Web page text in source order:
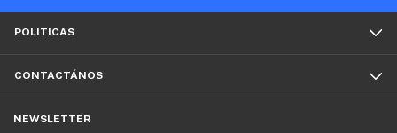
POLITICAS
CONTACTÁNOS
NEWSLETTER